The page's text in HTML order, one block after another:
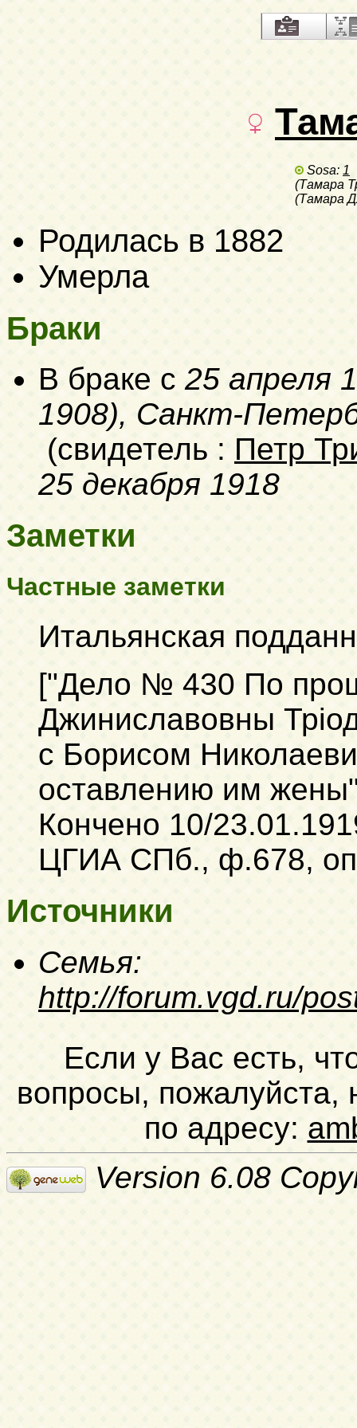
Sosa: 1
(Тамара
(Тамара
Родилась в 1882
Умерла
Браки
В браке с 25 апреля
1908), Санкт-
(свидетель : Петр
25 декабря 1918
Заметки
Частные заметки
Итальянская
["Дело № 430 По
Джиниславовны
с Борисом
оставлению им
Кончено 10/
ЦГИА СПб., ф.678,
Источники
Семья:
http://forum.vgd.ru/
Если у Вас есть,
вопросы, пожалуйста,
по адресу:
Version 6.08